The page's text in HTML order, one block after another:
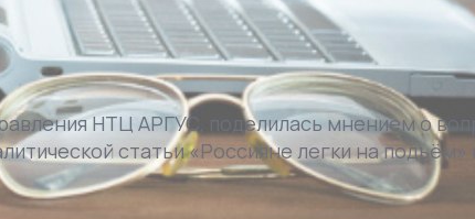
НТЦ АРГУС, поделилась мнением о
статьи «Россияне легки на подъём»